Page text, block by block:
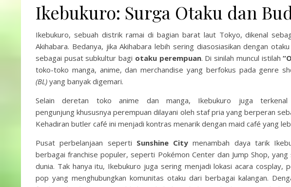
Ikebukuro: Surga Otaku dan
Ikebukuro, sebuah distrik ramai di bagian barat laut Tokyo, dikenal
Akihabara. Bedanya, jika Akihabara lebih sering diasosiasikan dengan
sebagai pusat subkultur bagi otaku perempuan. Di sinilah muncul istilah
toko-toko manga, anime, dan merchandise yang berfokus pada genre
(BL) yang banyak digemari.
Selain deretan toko anime dan manga, Ikebukuro juga
pengunjung khususnya perempuan dilayani oleh staf pria yang berperan
Kehadiran butler café ini menjadi kontras menarik dengan maid café yang
Pusat perbelanjaan seperti Sunshine City menambah daya tarik
berbagai franchise populer, seperti Pokémon Center dan Jump Shop,
dunia. Tak hanya itu, Ikebukuro juga sering menjadi lokasi acara cosplay,
pop yang menghubungkan komunitas otaku dari berbagai kalangan.